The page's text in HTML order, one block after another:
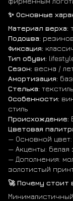
✨ Основные
Материал верха:
Подошва:
Фиксация:
Тип обуви:
Сезон: весна /
Амортизация:
Стелька:
Особенности:
стиль
Происхождение:
Цветовая
— Основной
— Акценты: белая
— Дополнения:
золотистый
🚀 Почему стоит